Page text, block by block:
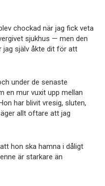
chockad när jag fick veta
sjukhus — men den
jag själv åkte dit för att
under de senaste
en mur vuxit upp mellan
har blivit vresig, sluten,
allt oftare att jag
hon ska hamna i dåligt
är starkare än